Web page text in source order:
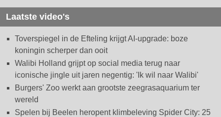
Laatste video's
Toverspiegel in de Efteling krijgt AI-upgrade: boze
koningin scherper dan ooit
Walibi Holland grijpt op social media terug naar
iconische jingle uit jaren negentig: 'Ik wil naar Walibi'
Burgers' Zoo werkt aan grootste zeegrasaquarium ter
wereld
Spelen bij Beelen heropent klimbeleving Spider City: 25